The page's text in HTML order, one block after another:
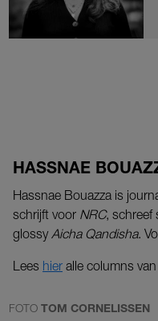
HASSNAE
Hassnae Bouazza is
schrijft voor NRC, schreef
glossy Aicha Qandisha.
Lees hier alle columns
FOTO TOM CORNELISSEN